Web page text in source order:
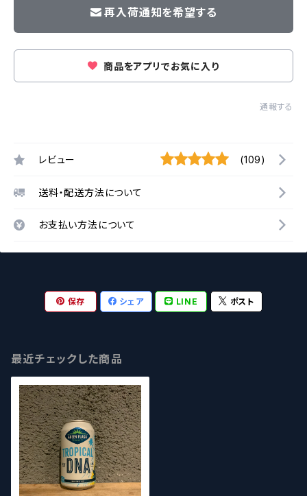
再入荷通知を希望する
商品をアプリでお気に入り
通報する
レビュー (109)
送料・配送方法について
お支払い方法について
保存 シェア LINE ポスト
最近チェックした商品